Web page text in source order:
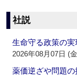
社説
生命守る政策の実
2026年08月07日 (
薬価逆ざや問題